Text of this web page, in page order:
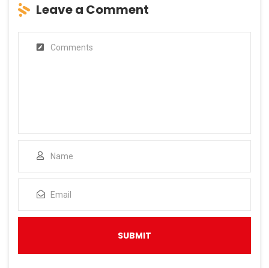
Leave a Comment